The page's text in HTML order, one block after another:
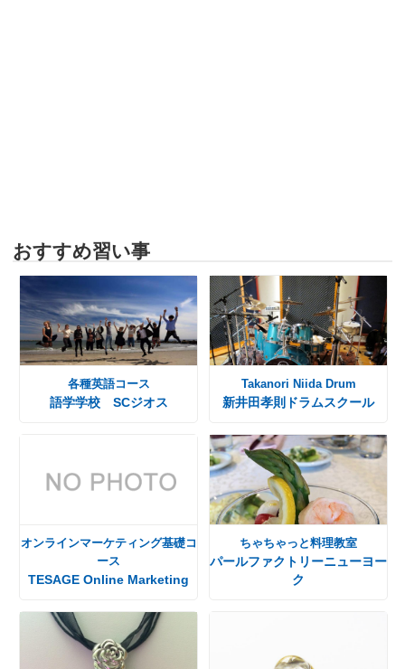
おすすめ習い事
各種英語コース
語学学校 SCジオス
Takanori Niida Drum
新井田孝則ドラムスクール
オンラインマーケティング基礎コ
ース
TESAGE Online Marketing
ちゃちゃっと料理教室
パールファクトリーニューヨー
ク